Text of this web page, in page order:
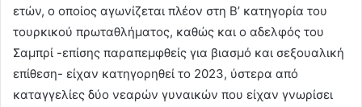
ετών, ο οποίος αγωνίζεται πλέον στη Β’ κατηγορία του
τουρκικού πρωταθλήματος, καθώς και ο αδελφός του
Σαμπρί -επίσης παραπεμφθείς για βιασμό και σεξουαλική
επίθεση- είχαν κατηγορηθεί το 2023, ύστερα από
καταγγελίες δύο νεαρών γυναικών που είχαν γνωρίσει